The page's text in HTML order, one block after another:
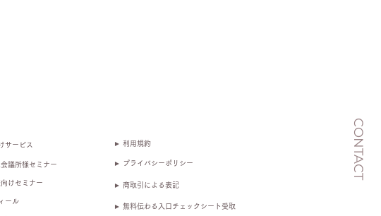
CONTACT
サービス
議所様セミナー
けセミナー
ール
► 利用規約
► プライバシーポリシー
► 商取引による表記
► 無料伝わる入口チェックシート受取